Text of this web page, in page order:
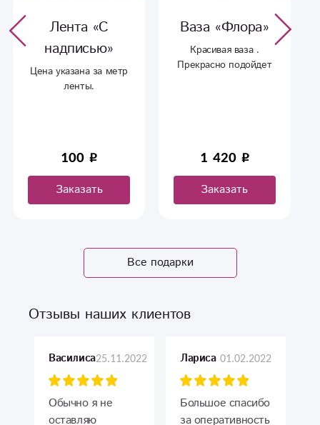
Лента «С
надписью‎»
Цена указана за метр
ленты.
100
Заказать
Ваза «Флора»
Красивая ваза .
Прекрасно подойдет
1 420
Заказать
Все подарки
Отзывы наших клиентов
Василиса25.11.2022
Обычно я не
оставляю
Лариса 01.02.2022
Большое спасибо
за оперативность